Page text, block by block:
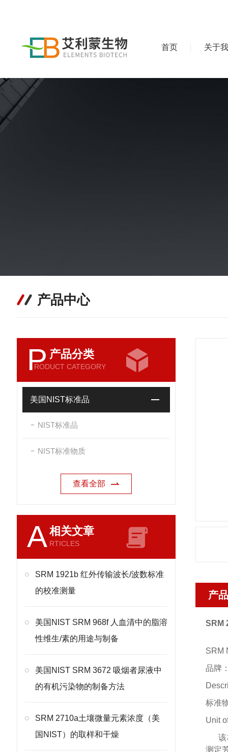
首页 关于
产品中心
P 产品分类
RODUCT CATEGORY
美国NIST标准品
NIST标准品
NIST标准物质
查看全部
A相关文章
RTICLES
SRM 1921b 红外传输波长/波数标准
的校准测量
美国NIST SRM 968f 人血清中的脂溶
性维生/素的用途与制备
美国NIST SRM 3672 吸烟者尿液中
的有机污染物的制备方法
SRM 2710a土壤微量元素浓度（美
国NIST）的取样和干燥
产
SRM
SRM
品牌
标准
Unit
该
测定